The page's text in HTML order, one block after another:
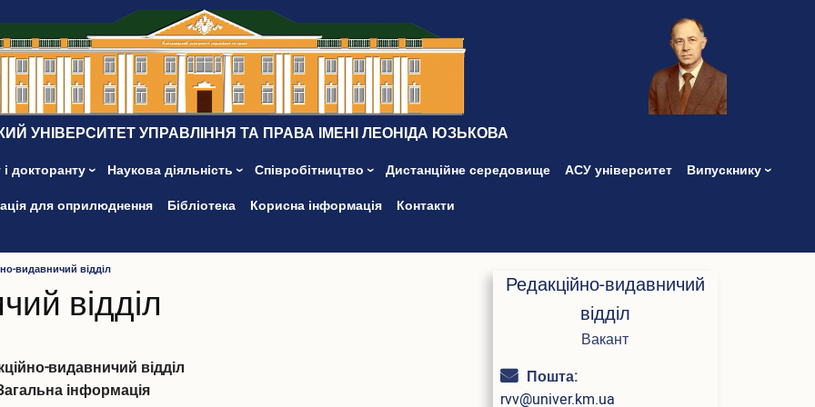
УНІВЕРСИТЕТ УПРАВЛІННЯ ТА ПРАВА ІМЕНІ ЛЕОНІДА ЮЗЬКОВА
докторанту Наукова діяльність Співробітництво Дистанційне середовище АСУ університет
Випускнику
для оприлюднення
Бібліотека Корисна інформація Контакти
видавничий відділ
відділ
видавничий відділ
інформація
Редакційно-видавничий
відділ
Вакант
Пошта:
rvv@univer.km.ua